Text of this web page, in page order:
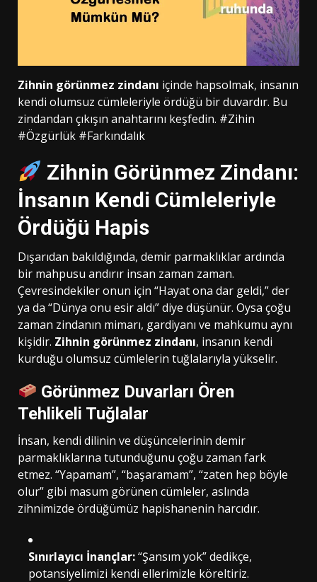
Zihnin görünmez zindanı içinde hapsolmak, insanın
kendi olumsuz cümleleriyle ördüğü bir duvardır. Bu
zindandan çıkışın anahtarını keşfedin. #Zihin
#Özgürlük #Farkındalık
Zihnin Görünmez Zindanı:
İnsanın Kendi Cümleleriyle
Ördüğü Hapis
Dışarıdan bakıldığında, demir parmaklıklar ardında
bir mahpusu andırır insan zaman zaman.
Çevresindekiler onun için “Hayat ona dar geldi,” der
ya da “Dünya onu esir aldı” diye düşünür. Oysa çoğu
zaman zindanın mimarı, gardiyanı ve mahkumu aynı
kişidir. Zihnin görünmez zindanı, insanın kendi
kurduğu olumsuz cümlelerin tuğlalarıyla yükselir.
Görünmez Duvarları Ören
Tehlikeli Tuğlalar
İnsan, kendi dilinin ve düşüncelerinin demir
parmaklıklarına tutunduğunu çoğu zaman fark
etmez. “Yapamam”, “başaramam”, “zaten hep böyle
olur” gibi masum görünen cümleler, aslında
zihnimizde ördüğümüz hapishanenin harcıdır.
Sınırlayıcı İnançlar:“Şansım yok” dedikçe,
potansiyelimizi kendi ellerimizle köreltiriz.